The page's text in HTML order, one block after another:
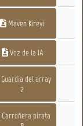
Maven Kireyi
Voz de la IA
Guardia del array
2
Carroñera pirata